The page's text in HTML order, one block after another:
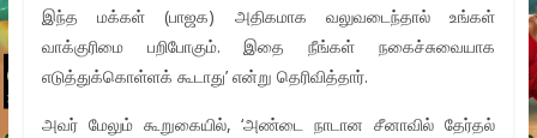
இந்த மக்கள் (பாஜக) அதிகமாக வலுவடைந்தால் உங்கள்
வாக்குரிமை பறிபோகும். இதை நீங்கள் நகைச்சுவையாக
எடுத்துக்கொள்ளக் கூடாது’ என்று தெரிவித்தார்.
அவர் மேலும் கூறுகையில், ‘அண்டை நாடான சீனாவில் தேர்தல்